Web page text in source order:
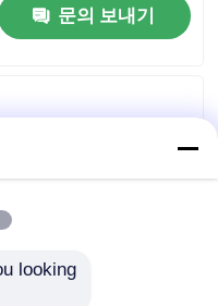
문의 보내기
looking